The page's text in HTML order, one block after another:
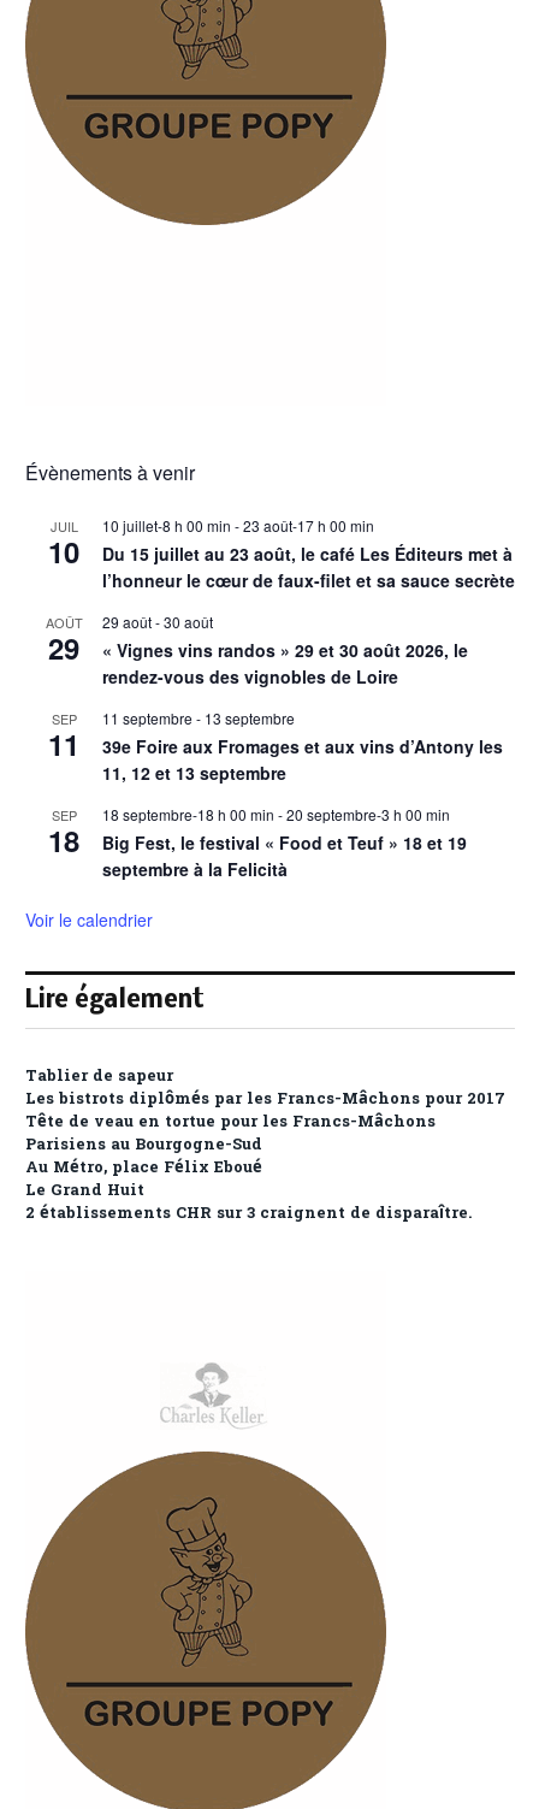
Évènements à venir
JUIL
10
10 juillet-8 h 00 min -23 août-17 h 00 min
Du 15 juillet au 23 août, le café Les Éditeurs met à
l’honneur le cœur de faux-filet et sa sauce secrète
AOÛT
29
29 août-30 août
« Vignes vins randos » 29 et 30 août 2026, le
rendez-vous des vignobles de Loire
SEP
11
11 septembre - 13 septembre
39e Foire aux Fromages et aux vins d’Antony les
11, 12 et 13 septembre
SEP
18
18 septembre-18 h 00 min -20 septembre-3 h 00 min
Big Fest, le festival « Food et Teuf » 18 et 19
septembre à la Felicità
Voir le calendrier
Lire également
Tablier de sapeur
Les bistrots diplômés par les Francs-Mâchons pour 2017
Tête de veau en tortue pour les Francs-Mâchons
Parisiens au Bourgogne-Sud
Au Métro, place Félix Eboué
Le Grand Huit
2 établissements CHR sur 3 craignent de disparaître.